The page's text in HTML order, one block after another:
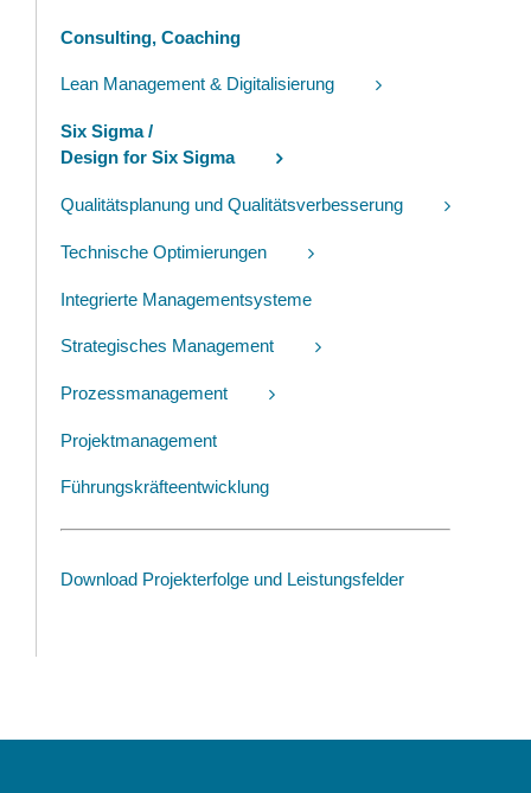
Consulting, Coaching
Lean Management & Digitalisierung
Six Sigma /
Design for Six Sigma
Qualitätsplanung und Qualitätsverbesserung
Technische Optimierungen
Integrierte Managementsysteme
Strategisches Management
Prozessmanagement
Projektmanagement
Führungskräfteentwicklung
Download Projekterfolge und Leistungsfelder